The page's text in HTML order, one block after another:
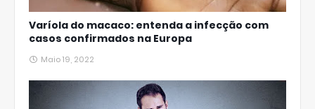
Varíola do macaco: entenda a infecção com
casos confirmados na Europa
Maio 19, 2022